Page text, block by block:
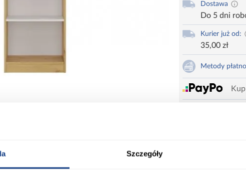
Szczegóły
Dostawa
Do 5 dni
Kurier już od:
35,00 zł
Metody